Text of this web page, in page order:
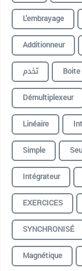
L'embrayage
Additionneur
تخدم
Boite
Démultiplexeur
Linéaire
Simple
Intégrateur
EXERCICES
SYNCHRONISÉ
Magnétique